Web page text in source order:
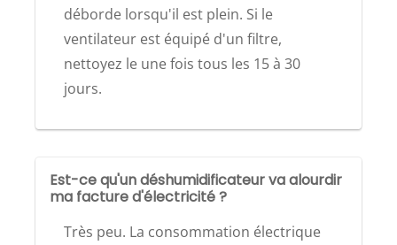
déborde lorsqu'il est plein. Si le
ventilateur est équipé d'un filtre,
nettoyez le une fois tous les 15 à 30
jours.
Est-ce qu'un déshumidificateur va alourdir
ma facture d'électricité ?
Très peu. La consommation électrique